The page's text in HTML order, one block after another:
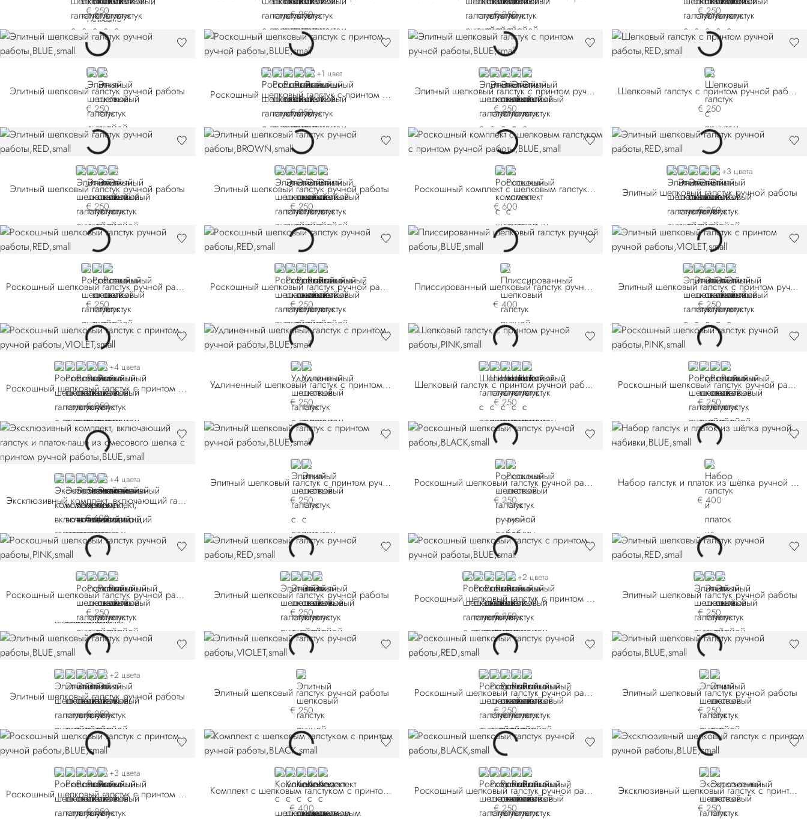
€ 250 € 250 € 250 € 250
BLUEBROWN
Элитный шелковый галстук ручной работы
€ 250
BLUE 57011-001
BLUE 57011-003
BLUE 57011-006
BLACK
ORANGE
+1 цвет
Роскошный шелковый галстук с принтом ручной работы
€ 250
BLUE 57012-001
BLUE 57012-003
VIOLET 57012-005
VIOLET 57012-007
RED
Элитный шелковый галстук с принтом ручной работы
€ 250
RED
Шелковый галстук с принтом ручной работы
€ 250
REDBLUE 58001-005
BLUE 58001-006
YELLOW
Элитный шелковый галстук ручной работы
€ 250
BROWN
VIOLET 58002-002
BLUEVIOLET 58002-007
BLACK
Элитный шелковый галстук ручной работы
€ 250
BLUE
RED
Роскошный комплект с шелковым галстуком с принтом ручной работы
€ 600
RED 51082-004
YELLOW 51082-005
RED 51082-006
BLUE 51082-007
ORANGE
+3 цвета
Элитный шелковый галстук ручной работы
€ 250
REDBLUEYELLOW
Роскошный шелковый галстук ручной работы
€ 250
REDBLUE 58202-003
VIOLET
YELLOW
BLUE 58202-007
Роскошный шелковый галстук ручной работы
€ 250
BLUE
Плиссированный шелковый галстук ручной работы
€ 400
VIOLET
BLUE 57017-003
BLUE 57017-004
ORANGE
RED
Элитный шелковый галстук с принтом ручной работы
€ 250
VIOLET
BLUE 57026-002
BLUE 57026-003
BLUE 57026-004
BLUE 57026-005
+4 цвета
Роскошный шелковый галстук с принтом ручной работы
€ 250
BLUEVIOLET
Удлиненный шелковый галстук с принтом ручной работы
€ 250
PINKBLUE 51504-006
BLUE 51504-007
REDBEIGE
Шелковый галстук с принтом ручной работы
€ 250
PINKVIOLET 58005-004
BLUEVIOLET 58005-008
Роскошный шелковый галстук ручной работы
€ 250
BLUE 51500-001
PINKBLUE 51500-003
REDORANGE
+4 цвета
Эксклюзивный комплект, включающий галстук и платок-паше из смесового шелка с принтом ручной работы
€ 600
BLUE
RED
Элитный шелковый галстук с принтом ручной работы
€ 250
BLACK 57082-002
BLACK 57082-007
Роскошный шелковый галстук ручной работы
€ 250
BLUE
Набор галстук и платок из шёлка ручной набивки
€ 400
PINKBLUE 58010-004
BLUE 58010-005
BLUE 58010-006
Роскошный шелковый галстук ручной работы
€ 250
REDBLUE 51000-007
PINKBLUE 51000-012
Элитный шелковый галстук ручной работы
€ 250
BLUE 57025-002
BLUE 57025-003
BLUE 57025-006
ORANGE
BLACK 57025-008
+2 цвета
Роскошный шелковый галстук с принтом ручной работы
€ 250
REDYELLOW
WHITE
Элитный шелковый галстук ручной работы
€ 250
BLUE 51080-002
BLUE 51080-003
BLUE 51080-004
BLUE 51080-005
RED+2 цвета
Элитный шелковый галстук ручной работы
€ 250
VIOLET
Элитный шелковый галстук ручной работы
€ 250
REDORANGE
GREEN
PINKVIOLET
Роскошный шелковый галстук ручной работы
€ 250
BLUE 51040-006
BLUE 51040-013
Элитный шелковый галстук ручной работы
€ 250
BLUE 57013-001
BLUE 57013-002
ORANGE
REDBLUE 57013-007
+3 цвета
Роскошный шелковый галстук с принтом ручной работы
€ 250
BLACK 57101-001
BLACK 57101-002
BLUE 57101-005
BLACK 57101-006
BLUE 57101-007
Комплект с шелковым галстуком с принтом ручной работы
€ 400
BLACK
BLUE 58011-002
VIOLET
BLUE 58011-006
GOLD
Роскошный шелковый галстук ручной работы
€ 250
BLUE 47027-002
BLUE 47027-010
Эксклюзивный шелковый галстук с принтом ручной работы
€ 250